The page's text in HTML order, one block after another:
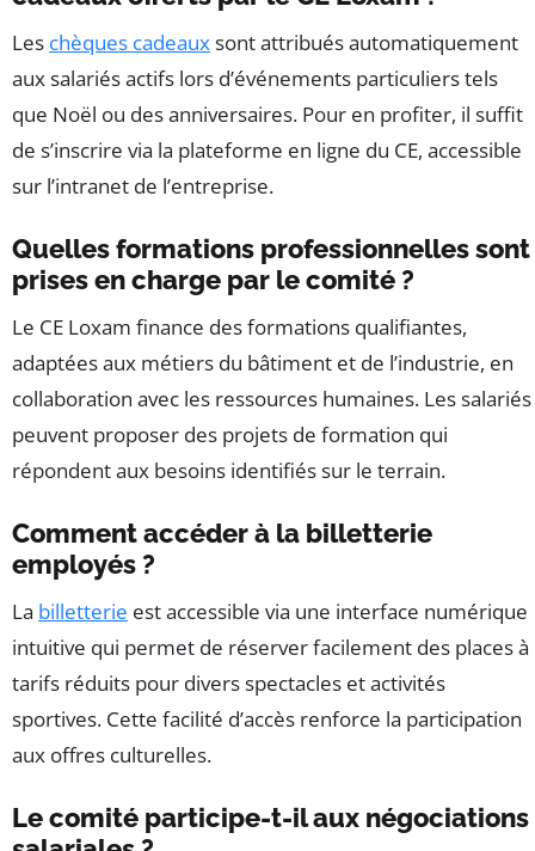
Les chèques cadeauxsont attribués automatiquement
aux salariés actifs lors d’événements particuliers tels
que Noël ou des anniversaires. Pour en profiter, il suffit
de s’inscrire via la plateforme en ligne du CE, accessible
sur l’intranet de l’entreprise.
Quelles formations professionnelles sont
prises en charge par le comité ?
Le CE Loxam finance des formations qualifiantes,
adaptées aux métiers du bâtiment et de l’industrie, en
collaboration avec les ressources humaines. Les salariés
peuvent proposer des projets de formation qui
répondent aux besoins identifiés sur le terrain.
Comment accéder à la billetterie
employés ?
La billetterie est accessible via une interface numérique
intuitive qui permet de réserver facilement des places à
tarifs réduits pour divers spectacles et activités
sportives. Cette facilité d’accès renforce la participation
aux offres culturelles.
Le comité participe-t-il aux négociations